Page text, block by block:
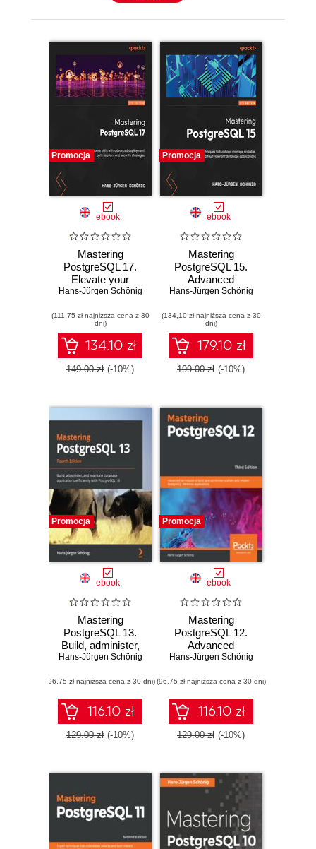
Promocja
ebook
Mastering
PostgreSQL 17.
Elevate your
database skills
deployment,
optimization, and
security strategies
- Sixth Edition
Hans-Jürgen Schönig
(111,75 zł najniższa cena z 30
dni)
134.10 zł
149.00 zł (-10%)
Promocja
ebook
Mastering
PostgreSQL 15.
Advanced
techniques to build
scalable, reliable,
and fault-tolerant
database
applications - Fifth
Edition
Hans-Jürgen Schönig
(134,10 zł najniższa cena z 30
dni)
179.10 zł
199.00 zł (-10%)
Promocja
ebook
Mastering
PostgreSQL 13.
Build, administer,
and maintain
applications
efficiently with
PostgreSQL 13 -
Fourth Edition
Hans-Jürgen Schönig
(96,75 zł najniższa cena z 30 dni)
116.10 zł
129.00 zł (-10%)
Promocja
ebook
Mastering
PostgreSQL 12.
Advanced
techniques to build
scalable and
reliable
PostgreSQL
database
applications - Third
Hans-Jürgen Schönig
(96,75 zł najniższa cena z 30 dni)
116.10 zł
129.00 zł (-10%)